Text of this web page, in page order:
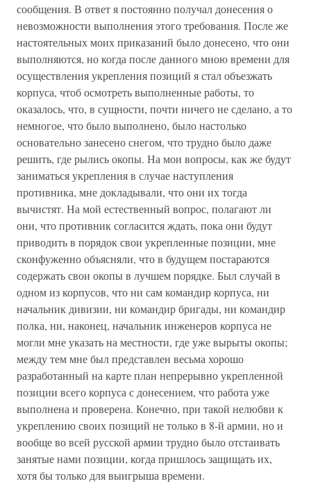
сообщения. В ответ я постоянно получал донесения о
невозможности выполнения этого требования. После же
настоятельных моих приказаний было донесено, что они
выполняются, но когда после данного мною времени для
осуществления укрепления позиций я стал объезжать
корпуса, чтоб осмотреть выполненные работы, то
оказалось, что, в сущности, почти ничего не сделано, а то
немногое, что было выполнено, было настолько
основательно занесено снегом, что трудно было даже
решить, где рылись окопы. На мои вопросы, как же будут
заниматься укрепления в случае наступления
противника, мне докладывали, что они их тогда
вычистят. На мой естественный вопрос, полагают ли
они, что противник согласится ждать, пока они будут
приводить в порядок свои укрепленные позиции, мне
сконфуженно объясняли, что в будущем постараются
содержать свои окопы в лучшем порядке. Был случай в
одном из корпусов, что ни сам командир корпуса, ни
начальник дивизии, ни командир бригады, ни командир
полка, ни, наконец, начальник инженеров корпуса не
могли мне указать на местности, где уже вырыты окопы;
между тем мне был представлен весьма хорошо
разработанный на карте план непрерывно укрепленной
позиции всего корпуса с донесением, что работа уже
выполнена и проверена. Конечно, при такой нелюбви к
укреплению своих позиций не только в 8-й армии, но и
вообще во всей русской армии трудно было отстаивать
занятые нами позиции, когда пришлось защищать их,
хотя бы только для выигрыша времени.